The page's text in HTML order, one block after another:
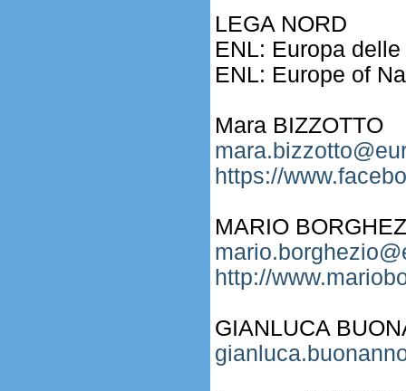
LEGA NORD
ENL: Europa
ENL: Europe of
Mara BIZZOTTO
https://
MARIO
http://
GIANLUCA